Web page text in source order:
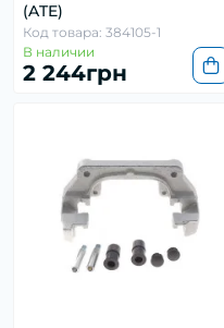
(ATE)
Код товара: 384105-1
В наличии
2 244грн